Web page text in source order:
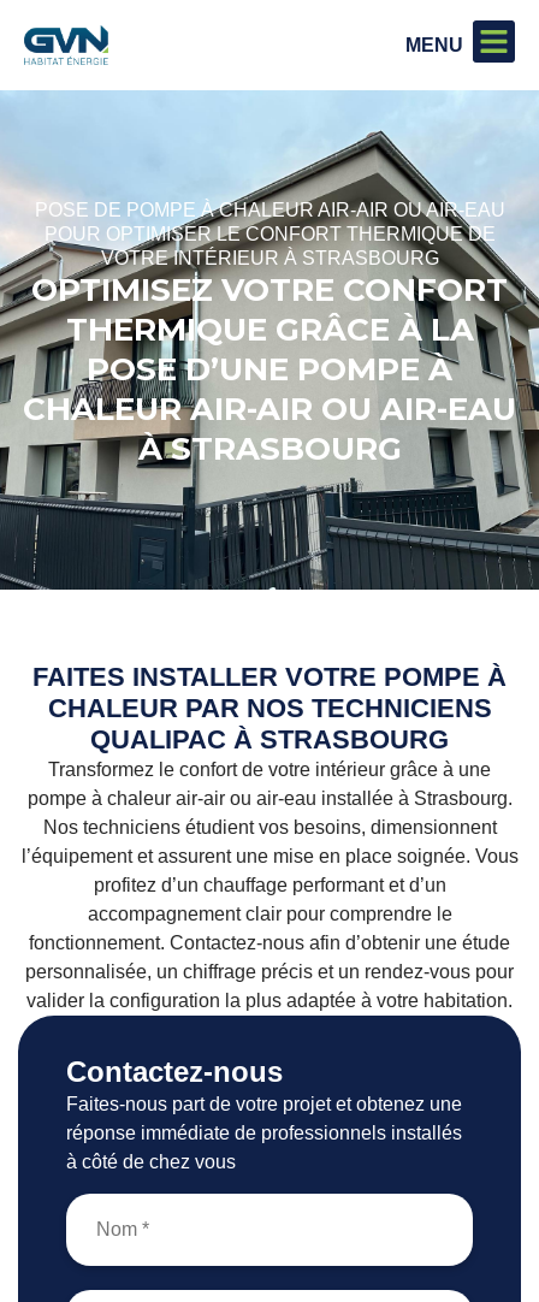
POSE DE POMPE À CHALEUR AIR-AIR OU AIR-EAU
POUR OPTIMISER LE CONFORT THERMIQUE DE
VOTRE INTÉRIEUR À STRASBOURG
OPTIMISEZ VOTRE CONFORT
THERMIQUE GRÂCE À LA
POSE D’UNE POMPE À
CHALEUR AIR-AIR OU AIR-EAU
À STRASBOURG
FAITES INSTALLER VOTRE POMPE À
CHALEUR PAR NOS TECHNICIENS
QUALIPAC À STRASBOURG
Transformez le confort de votre intérieur grâce à une
pompe à chaleur air-air ou air-eau installée à Strasbourg.
Nos techniciens étudient vos besoins, dimensionnent
l’équipement et assurent une mise en place soignée. Vous
profitez d’un chauffage performant et d’un
accompagnement clair pour comprendre le
fonctionnement. Contactez-nous afin d’obtenir une étude
personnalisée, un chiffrage précis et un rendez-vous pour
valider la configuration la plus adaptée à votre habitation.
Contactez-nous
Faites-nous part de votre projet et obtenez une
réponse immédiate de professionnels installés
à côté de chez vous